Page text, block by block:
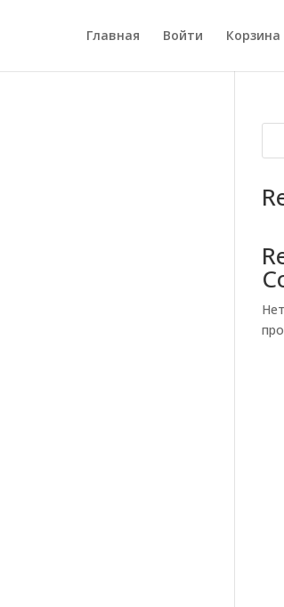
Главная Войти Корзина